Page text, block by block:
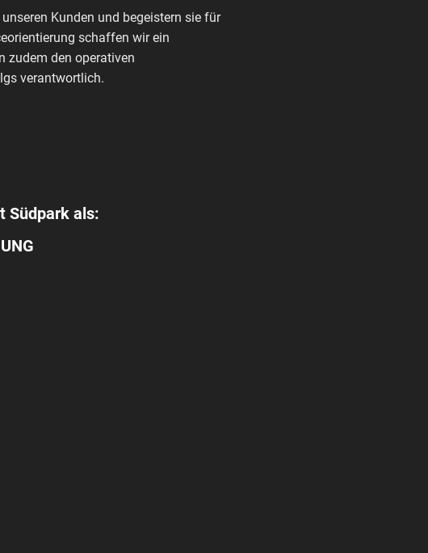
Kunden und begeistern sie für
schaffen wir ein
zudem den operativen
verantwortlich.
Südpark als: